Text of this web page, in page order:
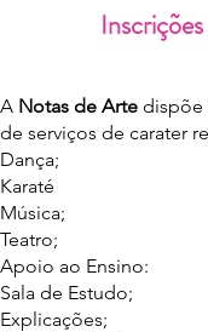
I
A Notas de Arte dispõe
de serviços de carater
Dança;
Karaté
Música;
Teatro;
Apoio ao Ensino:
Sala de Estudo;
Explicações;